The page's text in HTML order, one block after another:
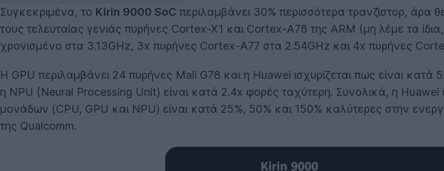
Συγκεκριμένα, το Kirin 9000 SoC περιλαμβάνει 30% περισσότερα τρανζίστορ, άρα
τους τελευταίας γενιάς πυρήνες Cortex-X1 και Cortex-A78 της ARM (μη λέμε τα
χρονισμένο στα 3.13GHz, 3x πυρήνες Cortex-A77 στα 2.54GHz και 4x πυρήνες
Η GPU περιλαμβάνει 24 πυρήνες Mali G78 και η Huawei ισχυρίζεται πως είναι
η NPU (Neural Processing Unit) είναι κατά 2.4x φορές ταχύτερη. Συνολικά, η
μονάδων (CPU, GPU και NPU) είναι κατά 25%, 50% και 150% καλύτερες στην
της Qualcomm.